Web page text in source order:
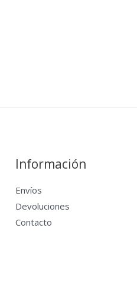
Información
Envíos
Devoluciones
Contacto